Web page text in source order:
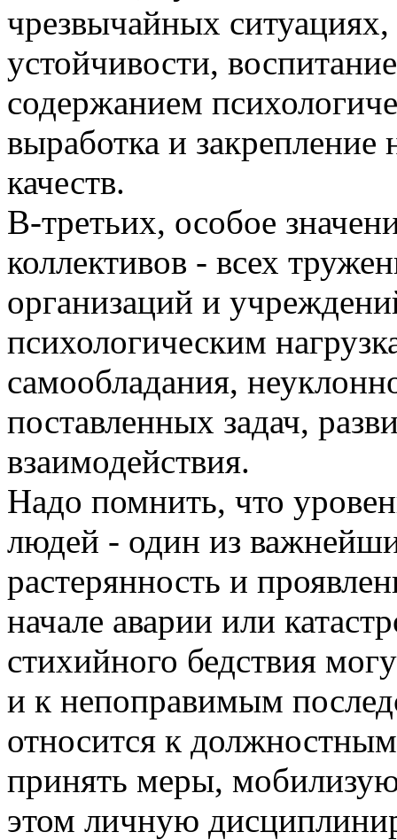
чрезвычайных
устойчивости,
содержанием
выработка и
качеств.
В-третьих, особое
коллективов - всех
организаций и
психологическим
самообладания,
поставленных задач,
взаимодействия.
Надо помнить, что
людей - один из
растерянность и
начале аварии или
стихийного бедствия
и к непоправимым
относится к
принять меры,
этом личную